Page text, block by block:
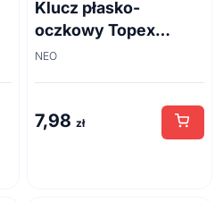
Klucz płasko-
oczkowy Topex
35D705 10 mm
NEO
7,98 zł